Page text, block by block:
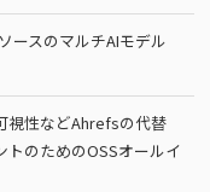
ースのマルチAIモデル
視性などAhrefsの代替
トのためのOSSオールイ